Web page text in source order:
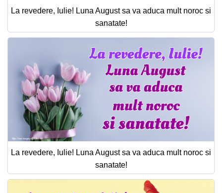
La revedere, Iulie! Luna August sa va aduca mult noroc si
sanatate!
La revedere, Iulie! Luna August sa va aduca mult noroc si
sanatate!